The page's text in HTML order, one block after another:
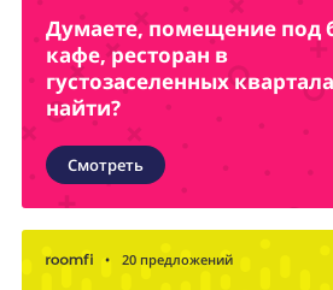
Думаете, помещение под
кафе, ресторан в
густозаселенных
найти?
Смотреть
• 20 предложений